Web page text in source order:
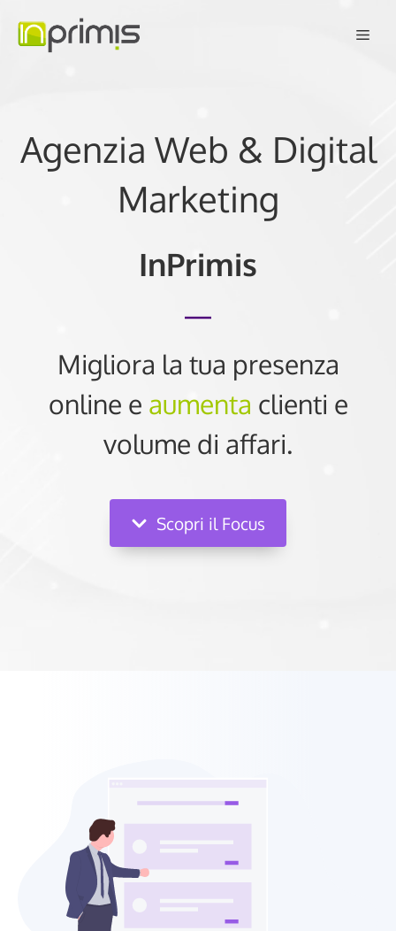
Agenzia Web & Digital
Marketing
InPrimis
Migliora la tua presenza
online e aumenta clienti e
volume di affari.
Scopri il Focus